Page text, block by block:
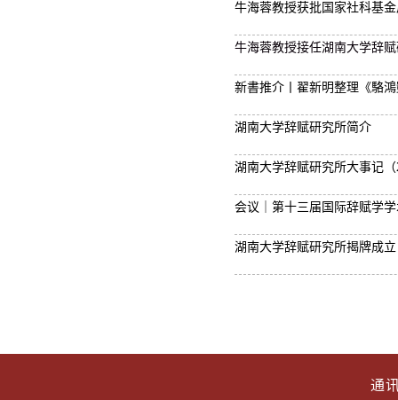
牛海蓉教授获批国家社科基
牛海蓉教授接任湖南大学辞
新書推介丨翟新明整理《駱
湖南大学辞赋研究所简介
湖南大学辞赋研究所大事记（
会议｜第十三届国际辞赋学
湖南大学辞赋研究所揭牌成立
通